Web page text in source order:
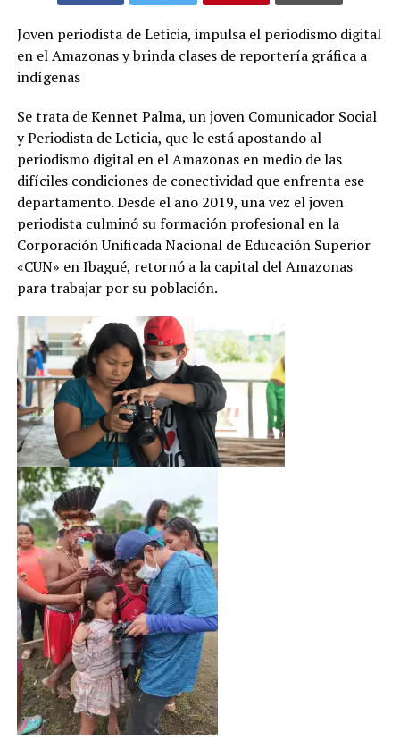
Joven periodista de Leticia, impulsa el periodismo digital
en el Amazonas y brinda clases de reportería gráfica a
indígenas
Se trata de Kennet Palma, un joven Comunicador Social
y Periodista de Leticia, que le está apostando al
periodismo digital en el Amazonas en medio de las
difíciles condiciones de conectividad que enfrenta ese
departamento. Desde el año 2019, una vez el joven
periodista culminó su formación profesional en la
Corporación Unificada Nacional de Educación Superior
«CUN» en Ibagué, retornó a la capital del Amazonas
para trabajar por su población.